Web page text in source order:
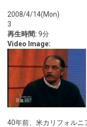
2008/4/14(Mon)
3
再生時間: 9分
Video Image:
40年前、米カリフォルニ